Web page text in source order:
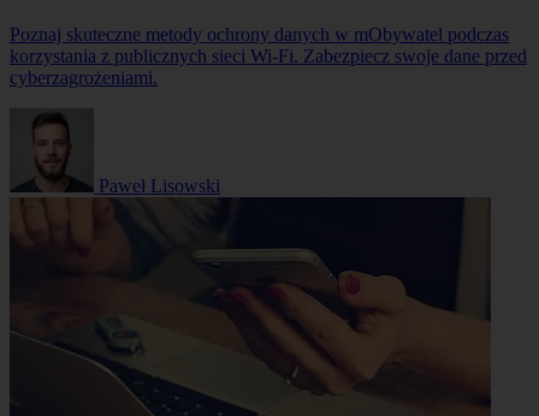
Poznaj skuteczne metody ochrony danych w mObywatel podczas
korzystania z publicznych sieci Wi-Fi. Zabezpiecz swoje dane przed
cyberzagrożeniami.
Paweł Lisowski